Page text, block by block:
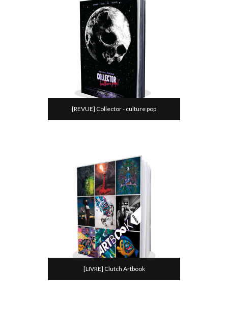
[REVUE] Collector - culture pop
[LIVRE] Clutch Artbook